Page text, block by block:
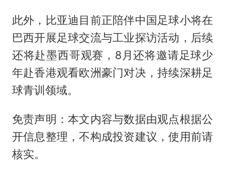
此外，比亚迪目前正陪伴中国足球小将在
巴西开展足球交流与工业探访活动，后续
还将赴墨西哥观赛，8月还将邀请足球少
年赴香港观看欧洲豪门对决，持续深耕足
球青训领域。
免责声明：本文内容与数据由观点根据公
开信息整理，不构成投资建议，使用前请
核实。